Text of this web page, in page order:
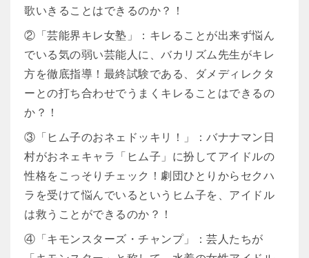
歌いきることはできるのか？！
②「芸能界キレ女塾」：キレることが出来ず悩ん
でいる気の弱い芸能人に、バカリズム先生がキレ
方を徹底指導！最終試験である、ダメディレクタ
ーとの打ち合わせでうまくキレることはできるの
か？！
③「ヒム子のおネェドッキリ！」：バナナマン日
村がおネェキャラ「ヒム子」に扮してアイドルの
性格をこっそりチェック！劇団ひとりからセクハ
ラを受けて悩んでいるというヒム子を、アイドル
は救うことができるのか？！
④「キモンスターズ・チャンプ」：芸人たちが